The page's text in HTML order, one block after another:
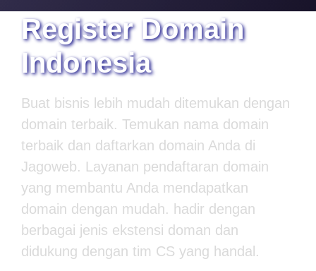
RegisterDomain
Indonesia
Buat bisnis lebih mudah ditemukan dengan
domain terbaik. Temukan nama domain
terbaik dan daftarkan domain Anda di
Jagoweb. Layanan pendaftaran domain
yang membantu Anda mendapatkan
domain dengan mudah. hadir dengan
berbagai jenis ekstensi doman dan
didukung dengan tim CS yang handal.